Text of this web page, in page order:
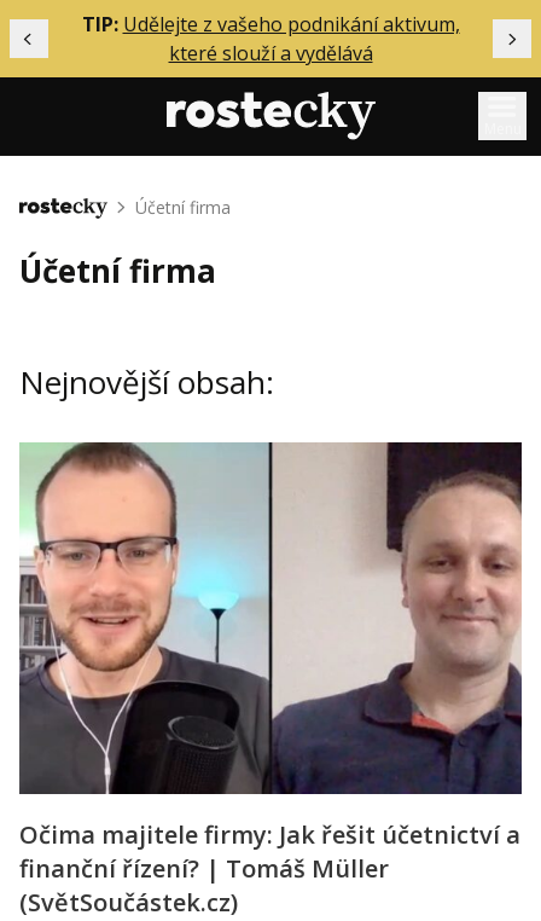
Předchozí
TIP: Udělejte z vašeho podnikání aktivum,
které slouží a vydělává
Mentoring
Podcasty
Solo
Inzerce
Přihlášení
Kontakt
Obchodní podmínky
Hledaná fráze Hledat
Domů Účetní firma
Účetní firma
Nejnovější obsah:
Očima majitele firmy: Jak řešit účetnictví a
finanční řízení? | Tomáš Müller
(SvětSoučástek.cz)